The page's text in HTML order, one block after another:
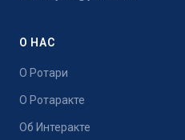
О НАС
О Ротари
О Ротаракте
Об Интеракте